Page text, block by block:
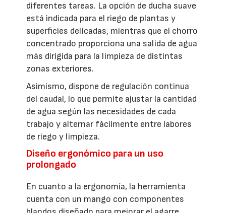
diferentes tareas. La opción de ducha suave
está indicada para el riego de plantas y
superficies delicadas, mientras que el chorro
concentrado proporciona una salida de agua
más dirigida para la limpieza de distintas
zonas exteriores.
Asimismo, dispone de regulación continua
del caudal, lo que permite ajustar la cantidad
de agua según las necesidades de cada
trabajo y alternar fácilmente entre labores
de riego y limpieza.
Diseño ergonómico para un uso
prolongado
En cuanto a la ergonomía, la herramienta
cuenta con un mango con componentes